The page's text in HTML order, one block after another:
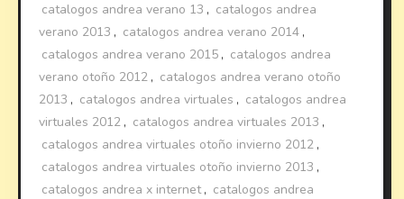
catalogos andrea verano 13 , catalogos andrea
verano 2013 , catalogos andrea verano 2014 ,
catalogos andrea verano 2015 , catalogos andrea
verano otoño 2012 , catalogos andrea verano otoño
2013 , catalogos andrea virtuales , catalogos andrea
virtuales 2012 , catalogos andrea virtuales 2013 ,
catalogos andrea virtuales otoño invierno 2012 ,
catalogos andrea virtuales otoño invierno 2013 ,
catalogos andrea x internet, catalogos andrea